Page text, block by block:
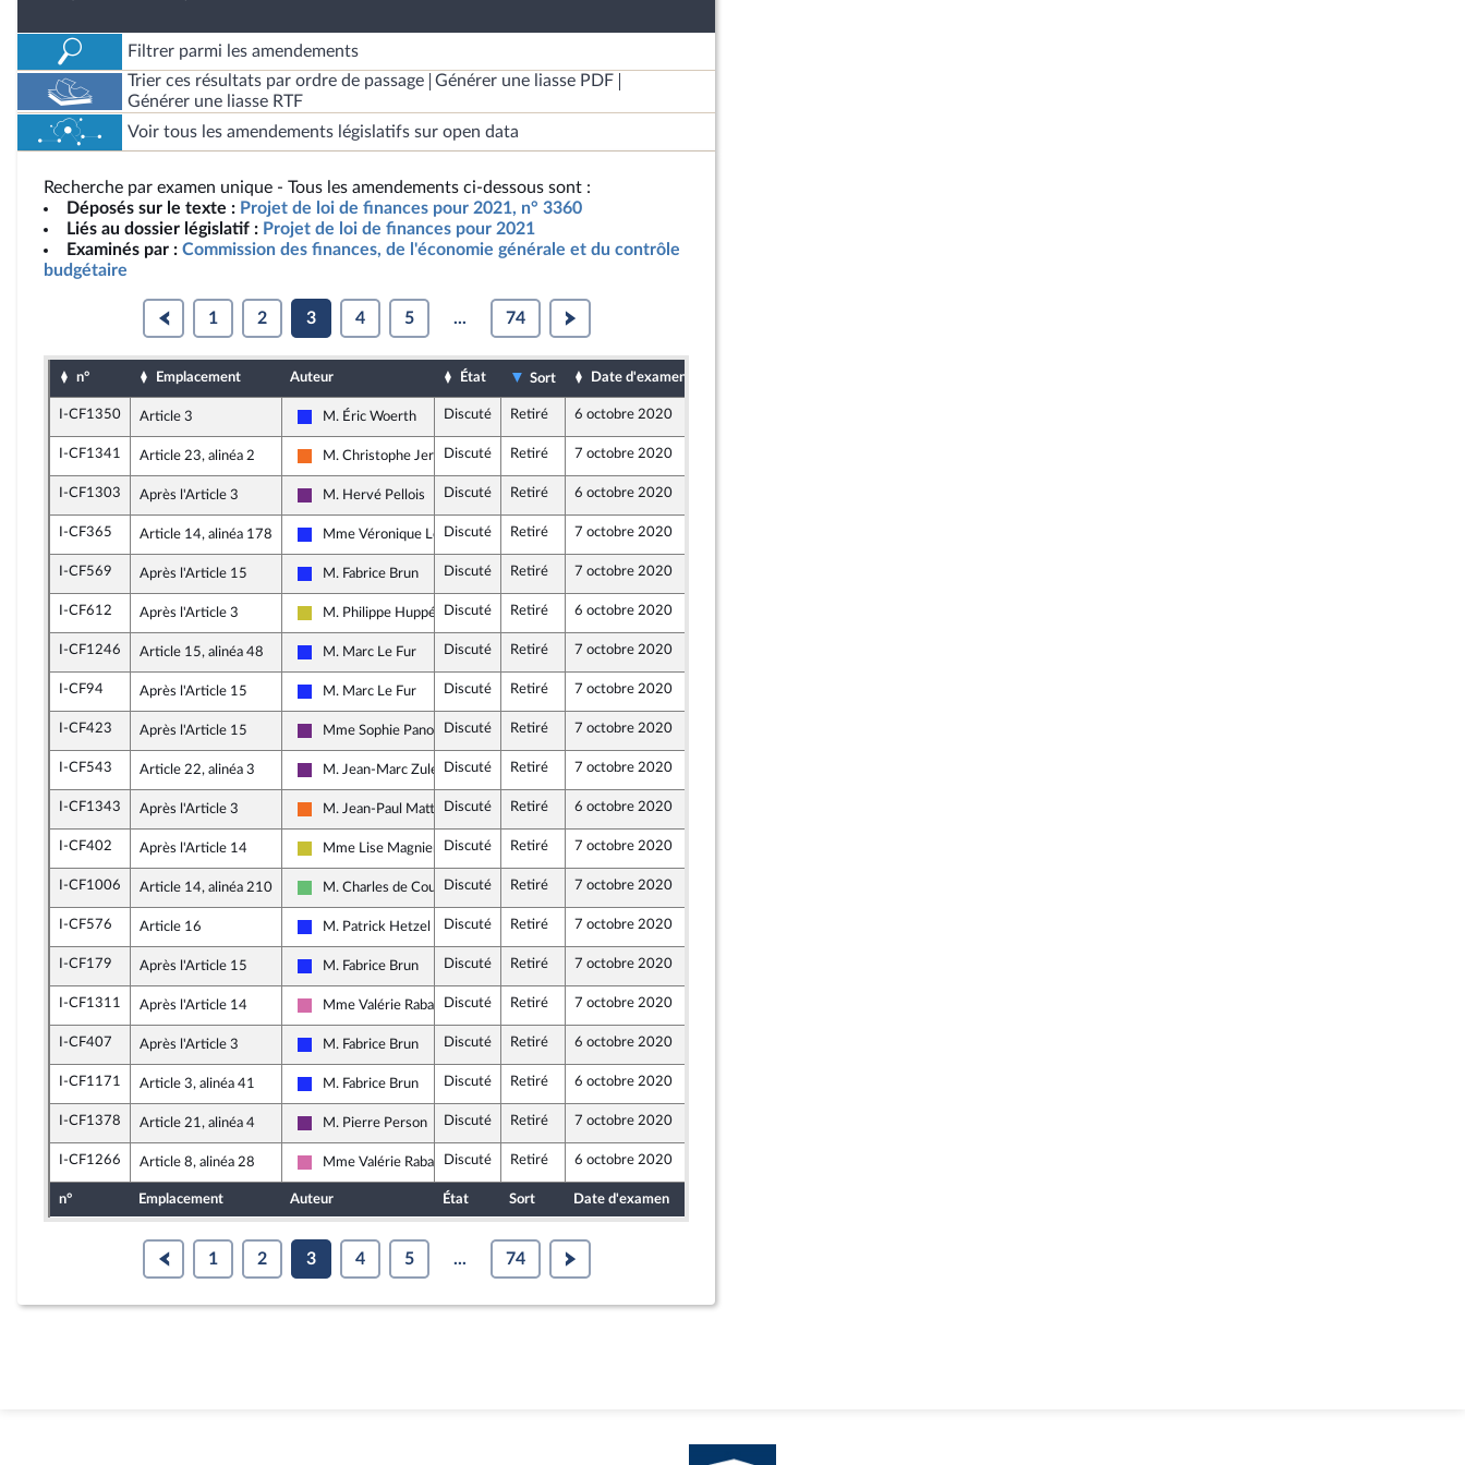
Filtrer parmi les amendements
Trier ces résultats par ordre de passage
Générer une liasse PDF
Générer une liasse RTF
Voir tous les amendements législatifs sur open data
Recherche par examen unique - Tous les amendements ci-dessous sont :
Déposés sur le texte : Projet de loi de finances pour 2021, n° 3360
Liés au dossier législatif : Projet de loi de finances pour 2021
Examinés par : Commission des finances, de l'économie générale et du contrôle
budgétaire
1 2 3 4 5 ... 74
n° Emplacement Auteur État Sort Date d'examen
I-CF1350 Article 3
Les Républicains
M. Éric Woerth Discuté Retiré 6 octobre 2020
I-CF1341 Article 23, alinéa 2
Mouvement Démocrate (MoDem) et Démocrates apparentés
M. Christophe JerretieDiscuté Retiré 7 octobre 2020
I-CF1303 Après l'Article 3
La République en Marche
M. Hervé Pellois Discuté Retiré 6 octobre 2020
I-CF365 Article 14, alinéa 178
Les Républicains
Mme Véronique Louwagie
Discuté Retiré 7 octobre 2020
I-CF569 Après l'Article 15
Les Républicains
M. Fabrice Brun Discuté Retiré 7 octobre 2020
I-CF612 Après l'Article 3
Agir ensemble
M. Philippe Huppé Discuté Retiré 6 octobre 2020
I-CF1246 Article 15, alinéa 48
Les Républicains
M. Marc Le Fur Discuté Retiré 7 octobre 2020
I-CF94 Après l'Article 15
Les Républicains
M. Marc Le Fur Discuté Retiré 7 octobre 2020
I-CF423 Après l'Article 15
La République en Marche
Mme Sophie PanonacleDiscuté Retiré 7 octobre 2020
I-CF543 Article 22, alinéa 3
La République en Marche
M. Jean-Marc ZulesiDiscuté Retiré 7 octobre 2020
I-CF1343 Après l'Article 3
Mouvement Démocrate (MoDem) et Démocrates apparentés
M. Jean-Paul MatteiDiscuté Retiré 6 octobre 2020
I-CF402 Après l'Article 14
Agir ensemble
Mme Lise Magnier Discuté Retiré 7 octobre 2020
I-CF1006 Article 14, alinéa 210
Libertés et Territoires
M. Charles de CoursonDiscuté Retiré 7 octobre 2020
I-CF576 Article 16
Les Républicains
M. Patrick Hetzel Discuté Retiré 7 octobre 2020
I-CF179 Après l'Article 15
Les Républicains
M. Fabrice Brun Discuté Retiré 7 octobre 2020
I-CF1311 Après l'Article 14
Socialistes et apparentés
Mme Valérie RabaultDiscuté Retiré 7 octobre 2020
I-CF407 Après l'Article 3
Les Républicains
M. Fabrice Brun Discuté Retiré 6 octobre 2020
I-CF1171 Article 3, alinéa 41
Les Républicains
M. Fabrice Brun Discuté Retiré 6 octobre 2020
I-CF1378 Article 21, alinéa 4
La République en Marche
M. Pierre Person Discuté Retiré 7 octobre 2020
I-CF1266 Article 8, alinéa 28
Socialistes et apparentés
Mme Valérie RabaultDiscuté Retiré 6 octobre 2020
n° Emplacement Auteur État Sort Date d'examen
1 2 3 4 5 ... 74